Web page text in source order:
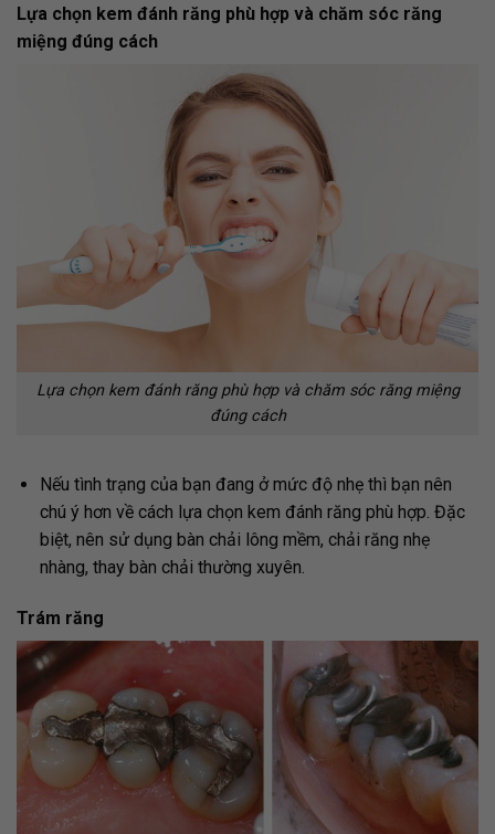
Lựa chọn kem đánh răng phù hợp và chăm sóc răng
miệng đúng cách
Lựa chọn kem đánh răng phù hợp và chăm sóc răng miệng
đúng cách
Nếu tình trạng của bạn đang ở mức độ nhẹ thì bạn nên
chú ý hơn về cách lựa chọn kem đánh răng phù hợp. Đặc
biệt, nên sử dụng bàn chải lông mềm, chải răng nhẹ
nhàng, thay bàn chải thường xuyên.
Trám răng